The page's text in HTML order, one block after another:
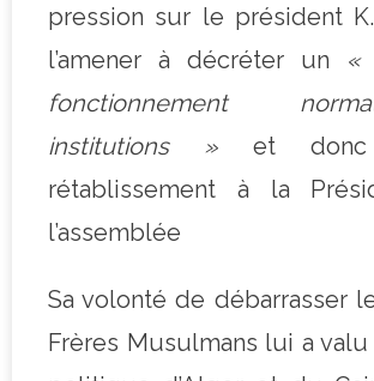
pression sur le président
l’amener à décréter un «
fonctionnement
institutions »et donc
rétablissement à la
l’assemblée
Sa volonté de débarrasser
Frères Musulmans lui a